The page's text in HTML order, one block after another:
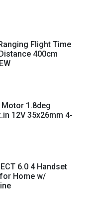
Flight Time
400cm
Motor 1.8deg
12V 35x26mm 4-
6.0 4 Handset
Home w/